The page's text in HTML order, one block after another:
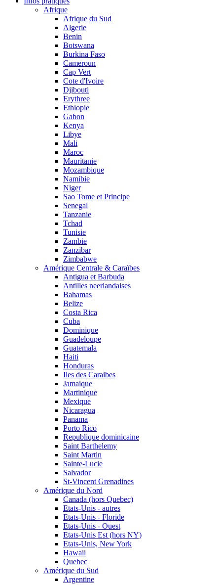
Afrique
Afrique du Sud
Algerie
Benin
Botswana
Burkina Faso
Cameroun
Cap Vert
Cote d'Ivoire
Djibouti
Erythree
Ethiopie
Gabon
Kenya
Libye
Mali
Maroc
Mauritanie
Mozambique
Namibie
Niger
Sao Tome et Principe
Senegal
Tanzanie
Tchad
Tunisie
Zambie
Zanzibar
Zimbabwe
Amérique Centrale & Caraïbes
Antigua et Barbuda
Antilles neerlandaises
Bahamas
Belize
Costa Rica
Cuba
Dominique
Guadeloupe
Guatemala
Haiti
Honduras
Iles des Caraibes
Jamaique
Martinique
Mexique
Nicaragua
Panama
Porto Rico
Republique dominicaine
Saint Barthelemy
Saint Martin
Sainte-Lucie
Salvador
St-Vincent Grenadines
Amérique du Nord
Canada (hors Quebec)
Etats-Unis - autres
Etats-Unis - Floride
Etats-Unis - Ouest
Etats-Unis Est (hors NY)
Etats-Unis, New York
Hawaii
Quebec
Amérique du Sud
Argentine